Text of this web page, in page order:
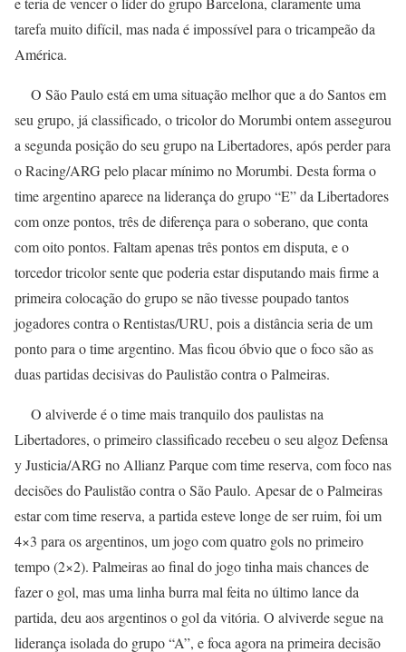
tarefa muito difícil, mas nada é impossível para o tricampeão da
América.
O São Paulo está em uma situação melhor que a do Santos em
seu grupo, já classificado, o tricolor do Morumbi ontem assegurou
a segunda posição do seu grupo na Libertadores, após perder para
o Racing/ARG pelo placar mínimo no Morumbi. Desta forma o
time argentino aparece na liderança do grupo “E” da Libertadores
com onze pontos, três de diferença para o soberano, que conta
com oito pontos. Faltam apenas três pontos em disputa, e o
torcedor tricolor sente que poderia estar disputando mais firme a
primeira colocação do grupo se não tivesse poupado tantos
jogadores contra o Rentistas/URU, pois a distância seria de um
ponto para o time argentino. Mas ficou óbvio que o foco são as
duas partidas decisivas do Paulistão contra o Palmeiras.
O alviverde é o time mais tranquilo dos paulistas na
Libertadores, o primeiro classificado recebeu o seu algoz Defensa
y Justicia/ARG no Allianz Parque com time reserva, com foco nas
decisões do Paulistão contra o São Paulo. Apesar de o Palmeiras
estar com time reserva, a partida esteve longe de ser ruim, foi um
4×3 para os argentinos, um jogo com quatro gols no primeiro
tempo (2×2). Palmeiras ao final do jogo tinha mais chances de
fazer o gol, mas uma linha burra mal feita no último lance da
partida, deu aos argentinos o gol da vitória. O alviverde segue na
liderança isolada do grupo “A”, e foca agora na primeira decisão